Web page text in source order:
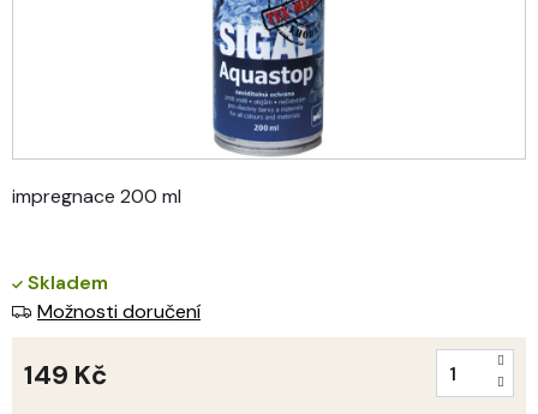
impregnace 200 ml
Skladem
Možnosti doručení
149 Kč